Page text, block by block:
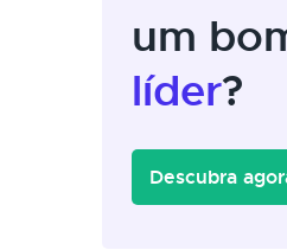
um
líder?
Descubra